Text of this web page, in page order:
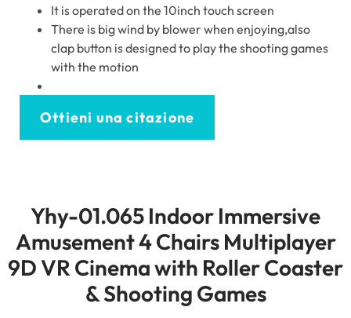
It is operated on the 10inch touch screen
There is big wind by blower when enjoying,also
clap button is designed to play the shooting games
with the motion
Ottieni una citazione
Yhy-01.065 Indoor Immersive
Amusement4Chairs Multiplayer
9D VR Cinema with Roller Coaster
&Shooting Games